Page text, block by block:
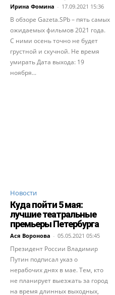
Ирина Фомина - 17.09.2021 15:36
В обзоре Gazeta.SPb – пять самых
ожидаемых фильмов 2021 года.
С ними осень точно не будет
грустной и скучной. Не время
умирать Дата выхода: 19
ноября...
Новости
Куда пойти 5 мая:
лучшие театральные
премьеры Петербурга
Ася Воронова - 05.05.2021 05:45
Президент России Владимир
Путин подписал указ о
нерабочих днях в мае. Тем, кто
не планирует выезжать за город
на время длинных выходных,